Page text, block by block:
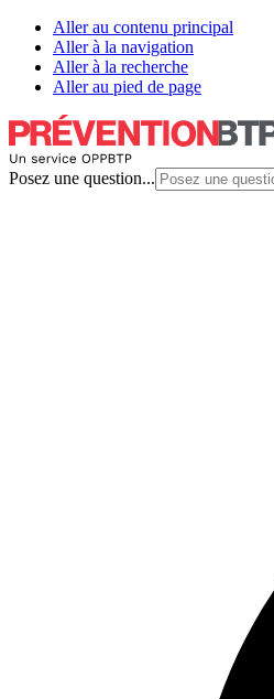
Aller au contenu principal
Aller à la navigation
Aller à la recherche
Aller au pied de page
Posez une question...